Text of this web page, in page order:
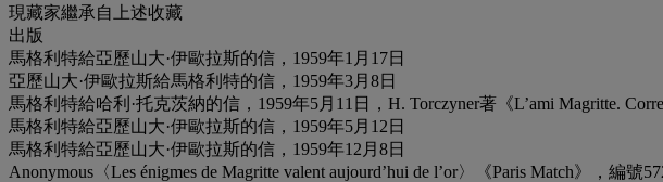
現藏家繼承自上述收藏
出版
馬格利特給亞歷山大·伊歐拉斯的信，1959年1月17日
亞歷山大·伊歐拉斯給馬格利特的信，1959年3月8日
馬格利特給哈利·托克茨納的信，1959年5月11日，H. Torczyner著《L’ami Magritte.
馬格利特給亞歷山大·伊歐拉斯的信，1959年5月12日
馬格利特給亞歷山大·伊歐拉斯的信，1959年12月8日
Anonymous〈Les énigmes de Magritte valent aujourd’hui de l’or〉《Paris Match》，編號